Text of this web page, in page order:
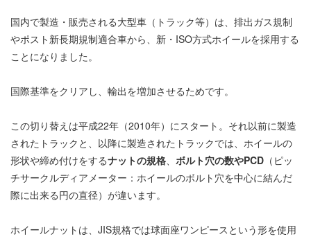
国内で製造・販売される大型車（トラック等）は、排出ガス規制
やポスト新長期規制適合車から、新・ISO方式ホイールを採用する
ことになりました。
国際基準をクリアし、輸出を増加させるためです。
この切り替えは平成22年（2010年）にスタート。それ以前に製造
されたトラックと、以降に製造されたトラックでは、ホイールの
形状や締め付けをするナットの規格、 ボルト穴の数やPCD （ピッ
チサークルディアメーター：ホイールのボルト穴を中心に結んだ
際に出来る円の直径）が違います。
ホイールナットは、JIS規格では球面座ワンピースという形を使用